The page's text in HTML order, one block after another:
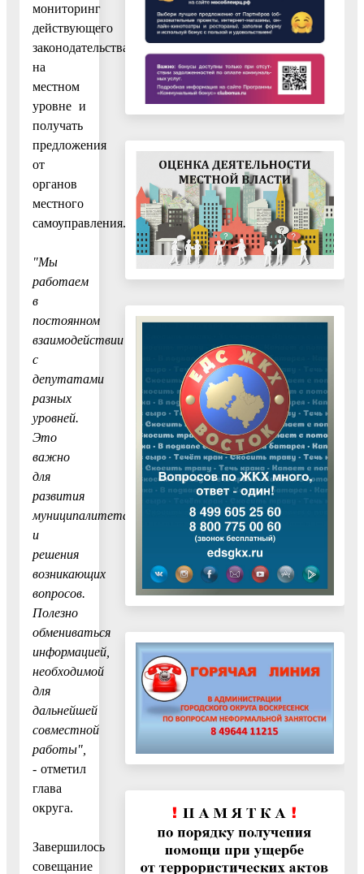
мониторинг
действующего
законодательства
на
местном
уровне и
получать
предложения
от
органов
местного
самоуправления.
"Мы
работаем
в
постоянном
взаимодействии
с
депутатами
разных
уровней.
Это
важно
для
развития
муниципалитета
и
решения
возникающих
вопросов.
Полезно
обмениваться
информацией,
необходимой
для
дальнейшей
совместной
работы",
- отметил
глава
округа.
Завершилось
совещание